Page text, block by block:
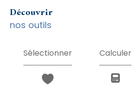
découvrir
nos outils
Sélectionner Calculer